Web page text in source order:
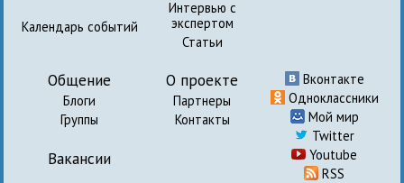
Календарь событий
Интервью с
экспертом
Статьи
Общение
Блоги
Группы
Вакансии
О проекте
Партнеры
Контакты
Вконтакте
Одноклассники
Мой мир
Twitter
Youtube
RSS